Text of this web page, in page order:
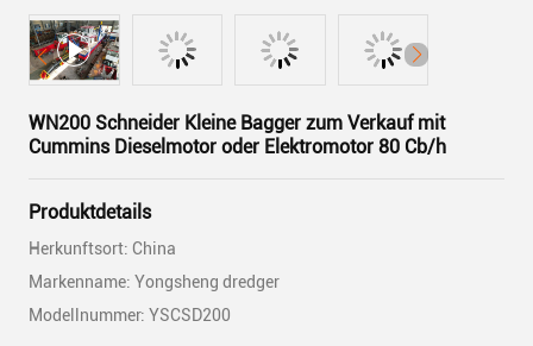
WN200 Schneider Kleine Bagger zum Verkauf mit
Cummins Dieselmotor oder Elektromotor 80 Cb/h
Produktdetails
Herkunftsort: China
Markenname: Yongsheng dredger
Modellnummer: YSCSD200